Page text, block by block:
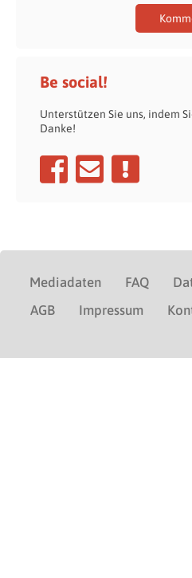
Be social!
Unterstützen Sie uns, indem
Danke!
Mediadaten FAQ
AGB
Impressum